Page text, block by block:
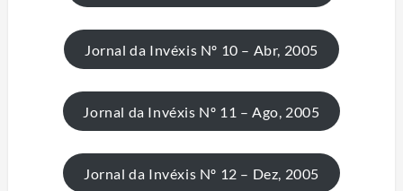
Jornal da Invéxis Nº 10 – Abr, 2005
Jornal da Invéxis Nº 11 – Ago, 2005
Jornal da Invéxis Nº 12 – Dez, 2005